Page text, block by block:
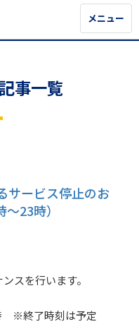
メニュー
メニュー
事一覧
サービス停止のお
23時）
スを行います。
※終了時刻は予定